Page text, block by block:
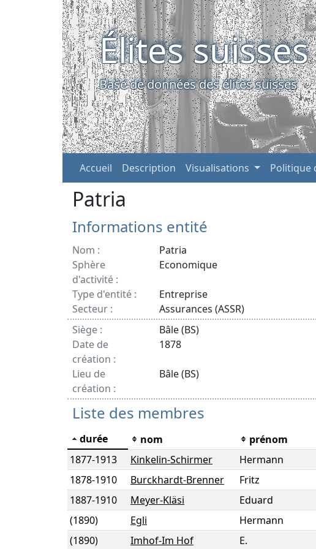
Élites suisses
Base de données des élites suisses
Accueil Description Visualisations Politique
Patria
Informations entité
Nom :
Patria
Sphère
d'activité :
Economique
Type d'entité :
Entreprise
Secteur :
Assurances (ASSR)
Siège :
Bâle (BS)
Date de
création :
1878
Lieu de
création :
Bâle (BS)
Liste des membres
durée nom prénom
1877-1913 Kinkelin-Schirmer Hermann
1878-1910 Burckhardt-Brenner Fritz
1887-1910 Meyer-Kläsi Eduard
(1890)
Egli Hermann
(1890) Imhof-Im Hof E.